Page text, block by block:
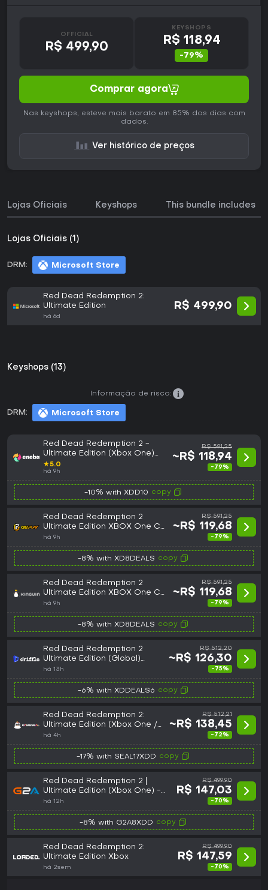
OFFICIAL
R$ 499,90
KEYSHOPS
R$ 118,94
-79%
Comprar agora
Nas keyshops, esteve mais barato em 85% dos dias com
dados.
Ver histórico de preços
Lojas Oficiais Keyshops This bundle includes
Lojas Oficiais (1)
DRM: Microsoft Store
Red Dead Redemption 2:
Ultimate Edition
há 6d
R$ 499,90
Keyshops (13)
DRM: Microsoft Store
Informação de risco:
Red Dead Redemption 2 -
Ultimate Edition (Xbox One)
Xbox Live Key GLOBAL
★5.0
há 9h
R$ 591,25
~R$ 118,94
-79%
-10% with XDD10 copy
Red Dead Redemption 2
Ultimate Edition XBOX One CD
Key
há 9h
R$ 591,25
~R$ 119,68
-79%
-8% with XD8DEALS copy
Red Dead Redemption 2
Ultimate Edition XBOX One CD
Key
há 9h
R$ 591,25
~R$ 119,68
-79%
-8% with XD8DEALS copy
Red Dead Redemption 2
Ultimate Edition (Global)
(Xbox One) - Xbox Live -
há 13h
R$ 512,20
~R$ 126,30
-75%
-6% with XDDEALS6 copy
Red Dead Redemption 2:
Ultimate Edition (Xbox One /
Xbox Series X|S) Xbox Live
há 4h
R$ 512,21
~R$ 138,45
-72%
-17% with SEAL17XDD copy
Red Dead Redemption 2 |
Ultimate Edition (Xbox One) -
Xbox Live Key - GLOBAL
há 12h
R$ 499,90
R$ 147,03
-70%
-8% with G2A8XDD copy
Red Dead Redemption 2:
Ultimate Edition Xbox
há 2sem
R$ 499,90
R$ 147,59
-70%